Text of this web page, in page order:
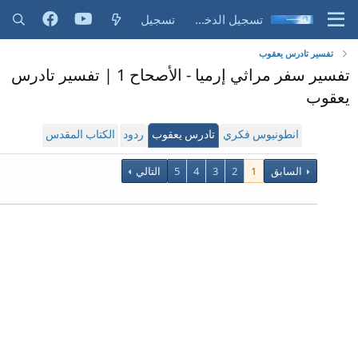
تسجيل الدخول تسجيل
تفسير تادرس يعقوب
تفسير سفر مراثي إرميا - الأصحاح 1 | تفسير تادرس
يعقوب
انطونيوس فكري تادرس يعقوب ردود الكتاب المقدس
السابق 1
2
3
4
5 التالي